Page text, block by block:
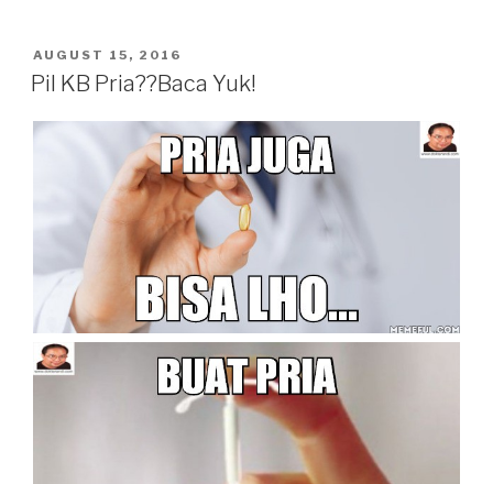
POSTED
ON
AUGUST 15, 2016
Pil KB Pria??Baca Yuk!